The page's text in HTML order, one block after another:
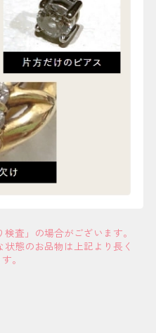
査」の場合がございます。
態のお品物は上記より長く
。